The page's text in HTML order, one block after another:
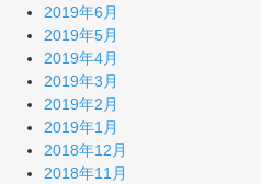
2019年6月
2019年5月
2019年4月
2019年3月
2019年2月
2019年1月
2018年12月
2018年11月